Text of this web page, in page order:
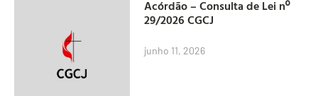
Acórdão – Consulta de Lei nº
29/2026 CGCJ
junho 11, 2026